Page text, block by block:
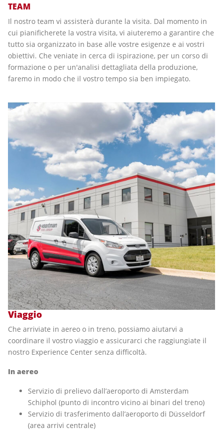
TEAM
Il nostro team vi assisterà durante la visita. Dal momento in
cui pianificherete la vostra visita, vi aiuteremo a garantire che
tutto sia organizzato in base alle vostre esigenze e ai vostri
obiettivi. Che veniate in cerca di ispirazione, per un corso di
formazione o per un'analisi dettagliata della produzione,
faremo in modo che il vostro tempo sia ben impiegato.
Viaggio
Che arriviate in aereo o in treno, possiamo aiutarvi a
coordinare il vostro viaggio e assicurarci che raggiungiate il
nostro Experience Center senza difficoltà.
In aereo
Servizio di prelievo dall’aeroporto di Amsterdam
Schiphol (punto di incontro vicino ai binari del treno)
Servizio di trasferimento dall’aeroporto di Düsseldorf
(area arrivi centrale)